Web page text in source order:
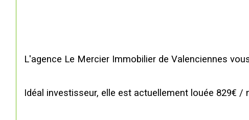
L'agence Le Mercier Immobilier de Valenciennes
Idéal investisseur, elle est actuellement louée 829€ /